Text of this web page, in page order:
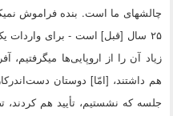
چالشهاى ما است. بنده فراموش
۲۵ سال [قبل‌] است - براى واردات
زیاد آن را از اروپایى‌ها میگرفتیم،
هم داشتند، [امّا] دوستان
جلسه که نشستیم، تأیید هم کردند،